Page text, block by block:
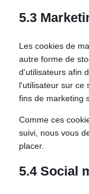
5.3
Les cookies de
autre forme de
d'utilisateurs afin
l'utilisateur sur ce
fins de marketing
Comme ces
suivi, nous vous
placer.
5.4 Social